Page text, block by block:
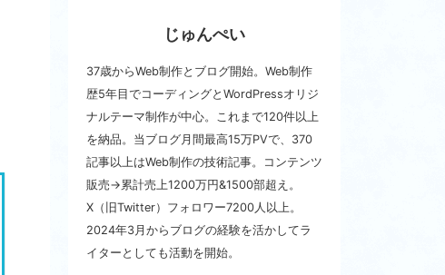
じゅんぺい
37歳からWeb制作とブログ開始。Web制作
歴5年目でコーディングとWordPressオリジ
ナルテーマ制作が中心。これまで120件以上
を納品。当ブログ月間最高15万PVで、370
記事以上はWeb制作の技術記事。コンテンツ
販売→累計売上1200万円&1500部超え。
X（旧Twitter）フォロワー7200人以上。
2024年3月からブログの経験を活かしてラ
イターとしても活動を開始。